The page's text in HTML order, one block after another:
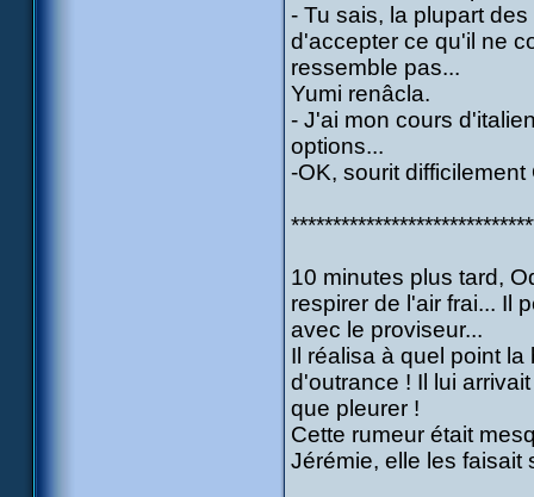
- Tu sais, la plupart
d'accepter ce qu'il ne
ressemble pas...
Yumi renâcla.
- J'ai mon cours
options...
-OK, sourit difficilement
10 minutes plus tard,
respirer de l'air frai... Il
avec le proviseur...
Il réalisa à quel point
d'outrance ! Il lui
que pleurer !
Cette rumeur était
Jérémie, elle les faisait